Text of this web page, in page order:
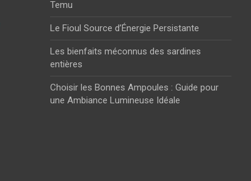
Temu
Le Fioul Source d’Énergie Persistante
Les bienfaits méconnus des sardines
entières
Choisir les Bonnes Ampoules : Guide pour
une Ambiance Lumineuse Idéale